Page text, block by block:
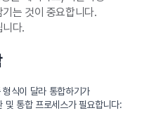
는 것이 중요합니다.
다.
식이 달라 통합하기가
및 통합 프로세스가 필요합니다: